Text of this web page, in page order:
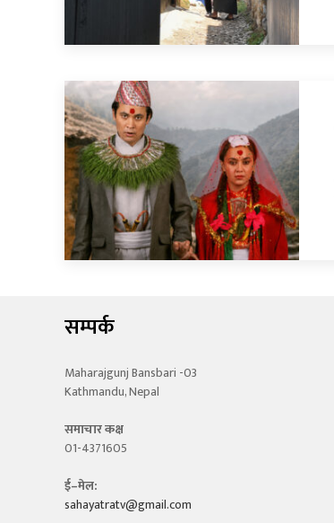
सम्पर्क
Maharajgunj Bansbari -03
Kathmandu, Nepal
समाचार कक्ष
01-4371605
ई–मेल:
sahayatratv@gmail.com